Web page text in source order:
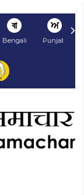
বা
Bengali
ਅ
Punjabi